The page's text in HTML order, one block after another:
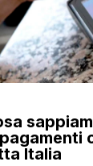
Italia